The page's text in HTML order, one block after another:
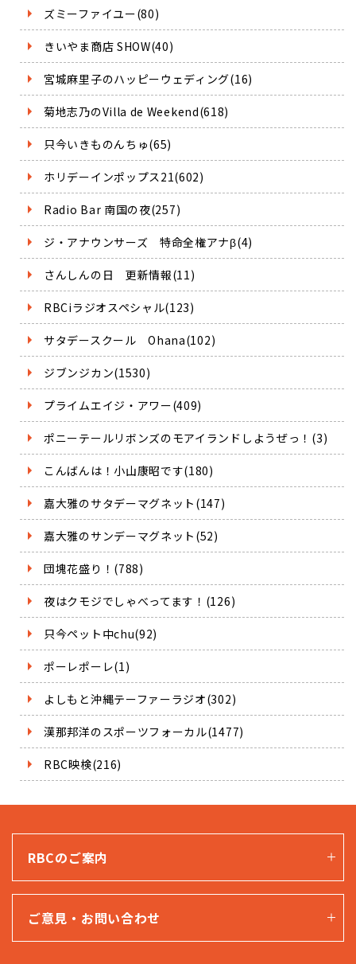
ズミーファイユー(80)
きいやま商店 SHOW(40)
宮城麻里子のハッピーウェディング(16)
菊地志乃のVilla de Weekend(618)
只今いきものんちゅ(65)
ホリデーインポップス21(602)
Radio Bar 南国の夜(257)
ジ・アナウンサーズ 特命全権アナβ(4)
さんしんの日 更新情報(11)
RBCiラジオスペシャル(123)
サタデースクール Ohana(102)
ジブンジカン(1530)
プライムエイジ・アワー(409)
ポニーテールリボンズのモアイランドしようぜっ！(3)
こんばんは！小山康昭です(180)
嘉大雅のサタデーマグネット(147)
嘉大雅のサンデーマグネット(52)
団塊花盛り！(788)
夜はクモジでしゃべってます！(126)
只今ペット中chu(92)
ポーレポーレ(1)
よしもと沖縄テーファーラジオ(302)
漢那邦洋のスポーツフォーカル(1477)
RBC映検(216)
RBCのご案内
ご意見・お問い合わせ